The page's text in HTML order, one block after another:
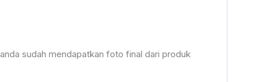
sudah mendapatkan foto final dari produk